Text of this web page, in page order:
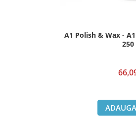
A1 Polish & Wax -